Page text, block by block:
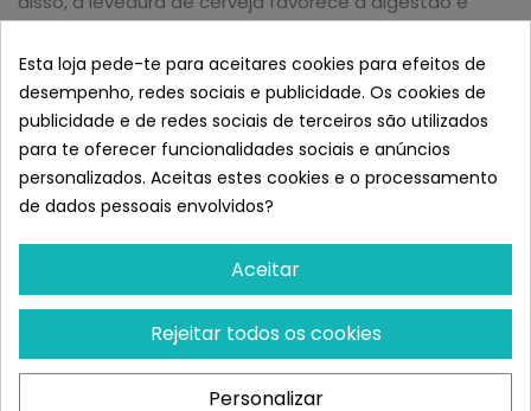
Propriedades:
A carne de frango é rica em proteínas de alta
qualidade, magnésio e potássio, que apoiam o
metabolismo felino.
Informação Nutricional Por 100g:
Energia: 26 kcal / 100g (110 kJ).
Proteína bruta: 2,8%.
Humidade: 94%.
Corantes artificiais, atractivos artificiais,
açúcares adicionados, glúten, lactose e conservantes.
Pode ser utilizado como snack
Esta loja pede-te para aceitares cookies para efeitos de
desempenho, redes sociais e publicidade. Os cookies de
publicidade e de redes sociais de terceiros são utilizados
para te oferecer funcionalidades sociais e anúncios
personalizados. Aceitas estes cookies e o processamento
de dados pessoais envolvidos?
Aceitar
Rejeitar todos os cookies
Personalizar